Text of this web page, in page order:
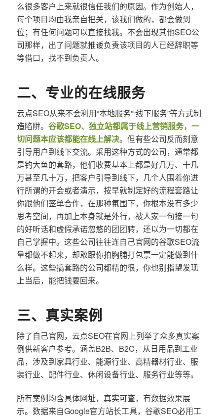
么很多客户上来就很信任我们的原因。作为创始人，
每个项目均由我亲自把关，该我们做的，都会做到
位；有任何问题可以直接找我。不会出现其他SEO公
司那样，出了问题就推诿负责该项目的人已经辞职等
等借口，找不到负责人。
二、专业的在线服务
云点SEO从来不会利用“本地服务”“线下服务”等方式制
造陷阱。 谷歌SEO、独立站都属于线上营销服务，一
切问题本应该都能在线上解决。但有些公司反而刻意
引导用户到线下交流。采用这种方式的公司，通常都
是钓大鱼的套路，他们收费基本上都是好几万、十几
万甚至几十万，把客户引导到线下，几个人围着你进
行所谓的开会或者演示，按早就制定好的流程套路让
你跟他们签单合作，在那种氛围下，你根本没有多少
思考空间，再加上本身就是外行，被人家一句接一句
的好听话和虚假承诺忽悠的团团转，还以为一切都在
自己掌握中。这些公司往往连自己官网的谷歌SEO流
量都做不起来，却敢跟你拍胸脯打包票一定能做到什
么样。这些搞套路的公司都精的很，你也别指望发现
上当后，能把钱要回来。
三、真实案例
除了自己官网，云点SEO在官网上列举了众多真实案
例供新客户参考。涵盖B2B、B2C，从日用品到工业
品，涉及到家具行业、能源行业、高精器材行业、服
装行业、配件行业、休闲设备行业、服务行业等等。
所有案例均含具体网址，真实可查，有数据效果展
示。数据来自Google官方站长工具，谷歌SEO必用工